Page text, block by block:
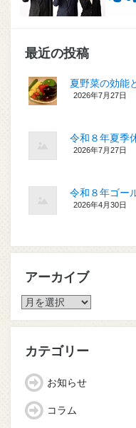
最近の投稿
夏野菜の効能
2026年7月27日
令和８年夏季
2026年7月27日
令和８年ゴー
2026年4月30日
アーカイブ
ア
カ
ブ
カテゴリー
お知らせ
コラム